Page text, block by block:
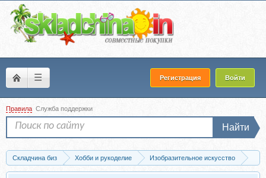
☰ Регистрация Войти
Правила Служба поддержки
Найти
Складчина биз Хобби и рукоделие
Изобразительное искусство
Масло
Скачать Розы гуашью (Анна Хопта)